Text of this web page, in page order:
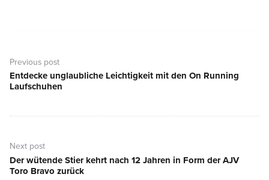
Previous post
Previous
post:
Entdecke unglaubliche Leichtigkeit mit den On Running
Laufschuhen
Next post
Next
post:
Der wütende Stier kehrt nach 12 Jahren in Form der AJV
Toro Bravo zurück